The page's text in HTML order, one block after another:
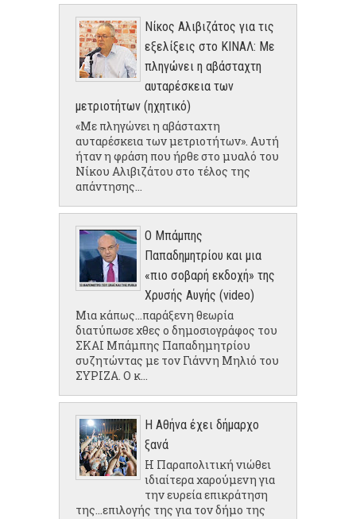
Νίκος Αλιβιζάτος για τις
εξελίξεις στο ΚΙΝΑΛ: Με
πληγώνει η αβάσταχτη
αυταρέσκεια των
μετριοτήτων (ηχητικό)
«Με πληγώνει η αβάσταχτη
αυταρέσκεια των μετριοτήτων». Αυτή
ήταν η φράση που ήρθε στο μυαλό του
Νίκου Αλιβιζάτου στο τέλος της
απάντησης...
Ο Μπάμπης
Παπαδημητρίου και μια
«πιο σοβαρή εκδοχή» της
Χρυσής Αυγής (video)
Μια κάπως...παράξενη θεωρία
διατύπωσε χθες ο δημοσιογράφος του
ΣΚΑΙ Μπάμπης Παπαδημητρίου
συζητώντας με τον Γιάννη Μηλιό του
ΣΥΡΙΖΑ. Ο κ...
Η Αθήνα έχει δήμαρχο
ξανά
Η Παραπολιτική νιώθει
ιδιαίτερα χαρούμενη για
την ευρεία επικράτηση
της...επιλογής της για τον δήμο της